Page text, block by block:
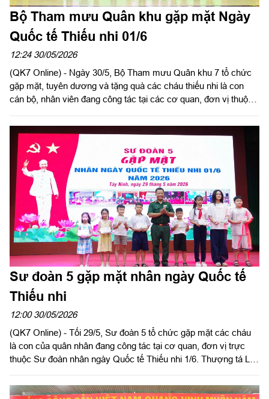
Bộ Tham mưu Quân khu gặp mặt Ngày
Quốc tế Thiếu nhi 01/6
12:24 30/05/2026
(QK7 Online) - Ngày 30/5, Bộ Tham mưu Quân khu 7 tổ chức
gặp mặt, tuyên dương và tặng quà các cháu thiếu nhi là con
cán bộ, nhân viên đang công tác tại các cơ quan, đơn vị thuộc
Nguyễn Ngọc Kiên, Bí thư Đảng ủy Bộ Tham mưu, Phó Tham
mưu trưởng Quân khu chủ trì chương trình.
Sư đoàn 5 gặp mặt nhân ngày Quốc tế
Thiếu nhi
12:00 30/05/2026
(QK7 Online) - Tối 29/5, Sư đoàn 5 tổ chức gặp mặt các cháu
là con của quân nhân đang công tác tại cơ quan, đơn vị trực
thuộc Sư đoàn nhân ngày Quốc tế Thiếu nhi 1/6. Thượng tá Lê